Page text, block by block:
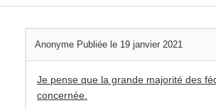
Anonyme Publiée le 19 janvier 2021
Je pense que la grande majorité des
concernée.